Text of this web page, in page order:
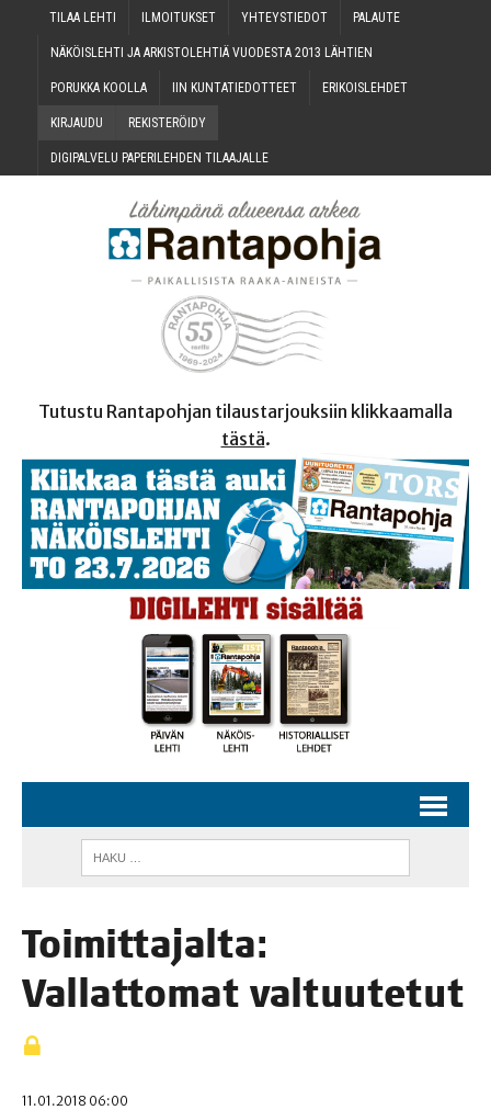
TILAA LEH­TI ILMOI­TUK­SET YHTEYS­TIE­DOT PALAU­TE
NÄKÖIS­LEH­TI JA ARKIS­TO­LEH­TIÄ VUO­DES­TA 2013 LÄHTIEN
PORUK­KA KOOLLA IIN KUN­TA­TIE­DOT­TEET ERI­KOIS­LEH­DET
KIR­JAU­DU REKIS­TE­RÖI­DY
DIGI­PAL­VE­LU PAPE­RI­LEH­DEN TILAAJALLE
Tutustu Rantapohjan tilaustarjouksiin klikkaamalla
tästä.
Toi­mit­ta­jal­ta:
Val­lat­to­mat valtuutetut
11.01.2018 06:00